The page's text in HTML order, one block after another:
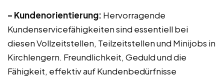
– Kundenorientierung: Hervorragende
Kundenservicefähigkeiten sind essentiell bei
diesen Vollzeitstellen, Teilzeitstellen und Minijobs in
Kirchlengern. Freundlichkeit, Geduld und die
Fähigkeit, effektiv auf Kundenbedürfnisse